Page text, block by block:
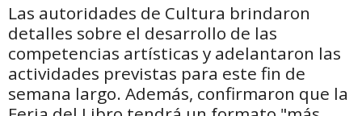
Las autoridades de Cultura brindaron
detalles sobre el desarrollo de las
competencias artísticas y adelantaron las
actividades previstas para este fin de
semana largo. Además, confirmaron que la